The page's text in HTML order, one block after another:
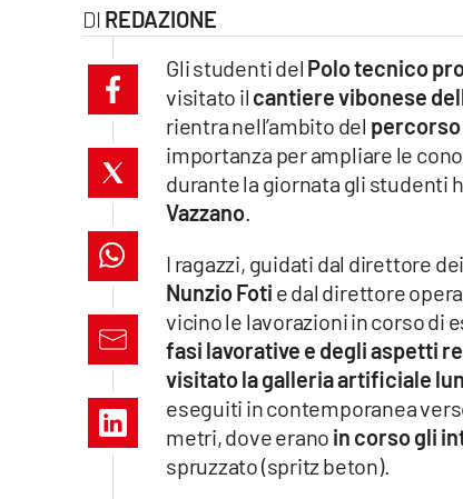
cosenzachannel.it
catanzarochannel.it
lacapitalenews.it
REDAZIONE
Gli studenti del Polo tecnico
visitato il cantiere vibonese
rientra nell’ambito del
importanza per ampliare le
durante la giornata gli studenti
Vazzano.
I ragazzi, guidati dal direttore
Nunzio Foti e dal direttore
vicino le lavorazioni in corso di
fasi lavorative e degli aspetti
visitato la galleria artificiale
eseguiti in contemporanea
metri, dove erano in corso gli
spruzzato (spritz beton).